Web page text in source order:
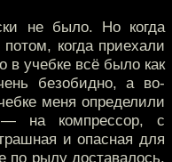
не было. Но когда
когда приехали
в учебке всё было как
безобидно, а во-
меня определили
— на компрессор, с
и опасная для
по рылу доставалось.